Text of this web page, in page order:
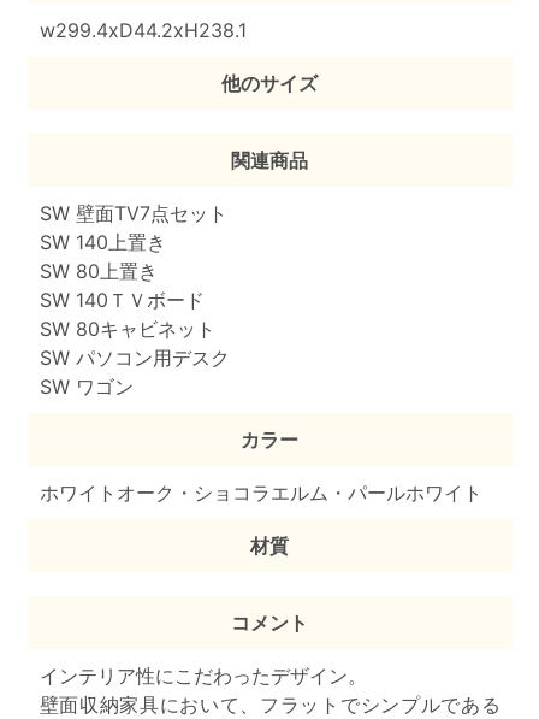
w299.4xD44.2xH238.1
他のサイズ
関連商品
SW 壁面TV7点セット
SW 140上置き
SW 80上置き
SW 140ＴＶボード
SW 80キャビネット
SW パソコン用デスク
SW ワゴン
カラー
ホワイトオーク・ショコラエルム・パールホワイト
材質
コメント
インテリア性にこだわったデザイン。
壁面収納家具において、フラットでシンプルである